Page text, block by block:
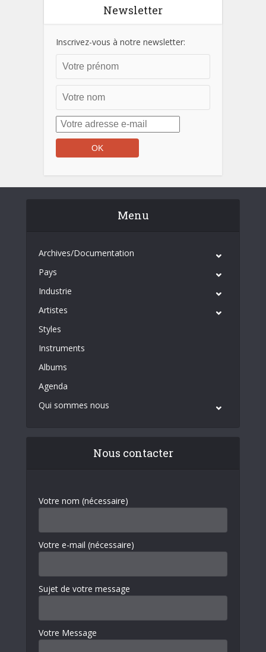
Newsletter
Inscrivez-vous à notre newsletter:
Menu
Archives/Documentation
Pays
Industrie
Artistes
Styles
Instruments
Albums
Agenda
Qui sommes nous
Nous contacter
Votre nom (nécessaire)
Votre e-mail (nécessaire)
Sujet de votre message
Votre Message